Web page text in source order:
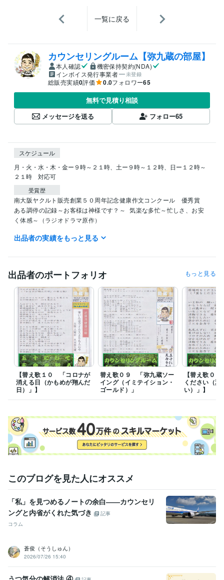
一覧に戻る
カウンセリングルーム【弥九蔵の部屋】
本人確認
機密保持契約(NDA)
インボイス発行事業者
未登録
総販売実績0評価 0.0フォロワー65
無料で見積り相談
メッセージを送る
フォロー65
スケジュール
月・火・水・木・金ー９時～２１時、土ー９時～１２時、日ー１２時～
２１時　対応可
受賞歴
南大阪ヤクルト販売創業５０周年記念健康作文コンクール　優秀賞
ある調停の記録～お客様は神様です？～
気楽な多忙～忙しさ、お安
く体感～（ラジオドラマ原作）
資格・検定
日商簿記検定三級 取得年 : 1996年
食品衛生責任者
ＭＯＳ検定Ｅｘｃｅｌ２００７
ＭＯＳ検定Ｗｏｒｄ２００７ 取得年 : 2011年
ＭＯＳ検定ＰｏｗｅｒＰｏｉｎｔ２００７ 取得年 : 2011年
ＭＯＳ検定Ａｃｃｅｓｓ２００７ 取得年 : 2014年
メンタルヘルスマネジメント検定Ⅲ種（セルフケア）
取得年 : 2017
年
メンタルヘルスマネジメント検定Ⅱ種（ラインケア）
取得年 : 2017
年
セルフ・カウンセリング普及協会 メンタルケア・アドバイザー
取
得年 : 2018年
日本カウンセリング普及協会 認定心理カウンセラー２級
取得年 : 2
019年
一般財団法人日本能力開発推進協会 産業心理カウンセラー
取得年 :
一般社団法人日本人材育成協会 一級労務管理士 取得年 : 2018年
日本カウンセリング普及協会 認定メンタルヘルス指導員
取得年 : 2
021年
得意分野
うつ 人間関係 仕事
住まい・美容・生活相談 替え歌、川柳、エッセー、その他
出品者の実績をもっと見る
出品者のポートフォリオ もっと見る
【替え歌１０ 「コロナが
消える日（かもめが翔んだ
日）」】
替え歌０９ 「弥九蔵ソー
イング（イミテイション・
ゴールド）」
【替え歌０
ください（翼
い）」】
このブログを見た人にオススメ
「私」を見つめるノートの余白――カウンセリ
ングと内省がくれた気づき
記事
コラム
蒼俊（そうしゅん）
2026/07/26 15:40